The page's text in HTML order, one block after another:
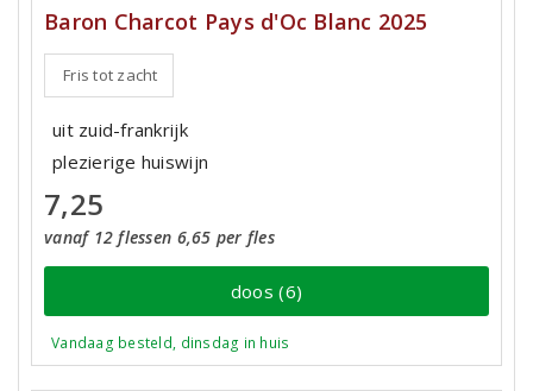
Baron Charcot Pays d'Oc Blanc 2025
Fris tot zacht
uit zuid-frankrijk
plezierige huiswijn
7,25
vanaf 12 flessen 6,65 per fles
doos (6)
Vandaag besteld, dinsdag in huis